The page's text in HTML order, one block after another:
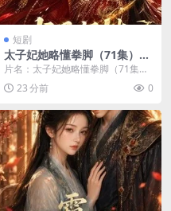
短剧
太子妃她略懂拳脚（71集）AI
短剧 (2026)
片名：太子妃她略懂拳脚（71集）
AI短剧 (2026) 分类：短剧 年份：2
02...23 分前 0